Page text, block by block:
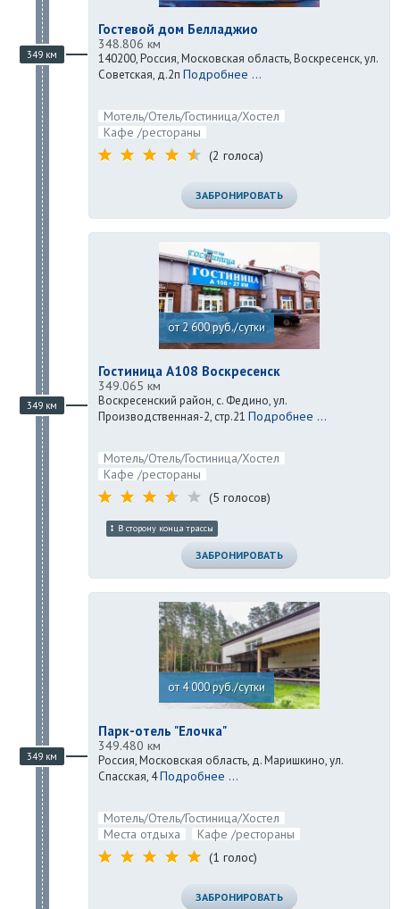
349 км
Гостевой дом Белладжио
348.806 км
140200, Россия, Московская область, Воскресенск, ул.
Советская, д.2п Подробнее ...
Мотель/Отель/Гостиница/Хостел
Кафе /рестораны
(2 голоса)
ЗАБРОНИРОВАТЬ
349 км
от 2 600 руб./сутки
Гостиница А108 Воскресенск
349.065 км
Воскресенский район, с. Федино, ул.
Производственная-2, стр.21 Подробнее ...
Мотель/Отель/Гостиница/Хостел
Кафе /рестораны
(5 голосов)
В сторону конца трассы
ЗАБРОНИРОВАТЬ
349 км
от 4 000 руб./сутки
Парк-отель "Елочка"
349.480 км
Россия, Московская область, д. Маришкино, ул.
Спасская, 4Подробнее ...
Мотель/Отель/Гостиница/Хостел
Места отдыха
Кафе /рестораны
(1 голос)
ЗАБРОНИРОВАТЬ